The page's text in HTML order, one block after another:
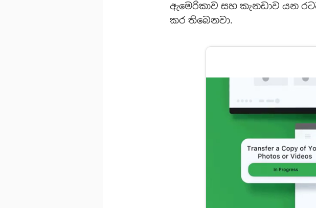
ඇමෙරිකාව සහ කැනඩාව යන
කර තිබෙනවා.